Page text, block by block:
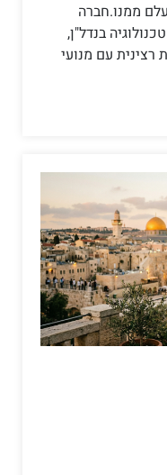
ממנו.חברה
בנדל"ן,
רצינית עם מנועי